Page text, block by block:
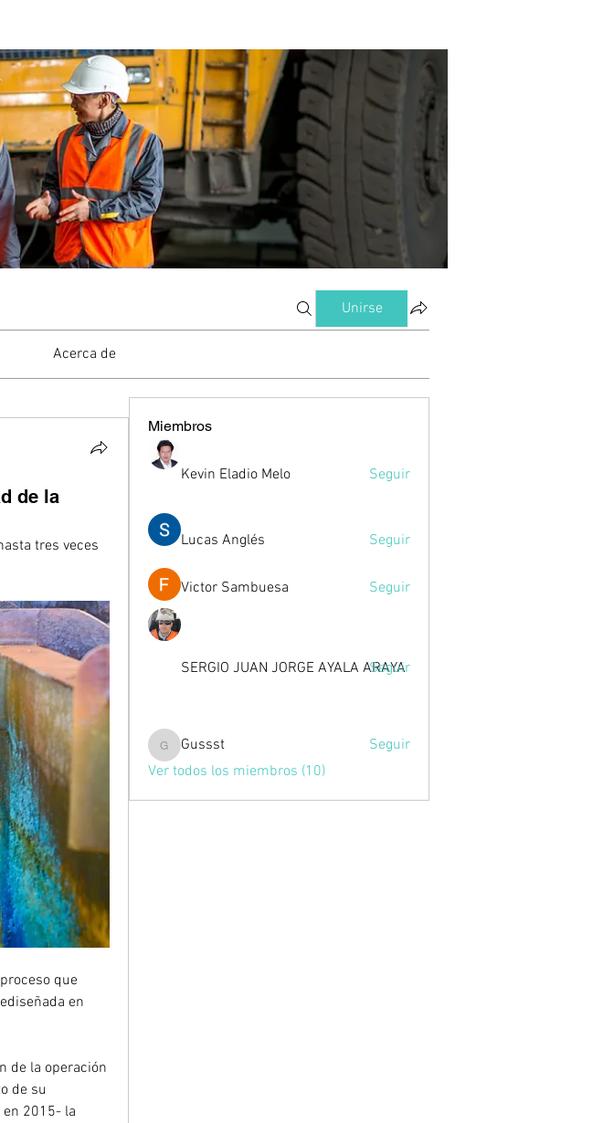
Unirse
Acerca de
de la
en
de su
en 2015- la
Miembros
Kevin Eladio Melo Seguir
Lucas Anglés Seguir
Victor Sambuesa Seguir
SERGIO JUAN JORGE AYALA ARAYA
Seguir
Gussst
Gussst
Seguir
Ver todos los miembros (10)